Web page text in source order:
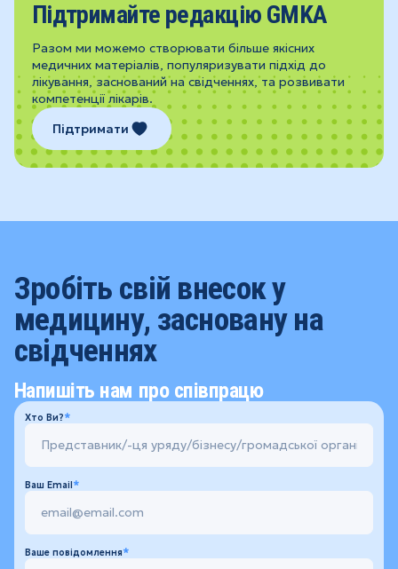
Підтримайте редакцію GMKA
Разом ми можемо створювати більше якісних
медичних матеріалів, популяризувати підхід до
лікування, заснований на свідченнях, та розвивати
компетенції лікарів.
Підтримати
Зробіть свій внесок у
медицину, засновану на
свідченнях
Напишіть нам про співпрацю
Хто Ви?
Ваш Email
Ваше повідомлення